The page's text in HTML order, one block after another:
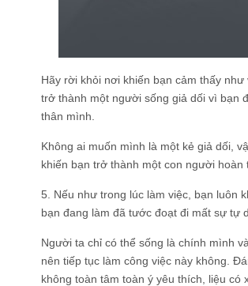
Hãy rời khỏi nơi khiến bạn cảm thấy
trở thành một người sống giả dối vì bạn
thân mình.
Không ai muốn mình là một kẻ giả dối,
khiến bạn trở thành một con người hoàn
5. Nếu như trong lúc làm việc, bạn luôn
bạn đang làm đã tước đoạt đi mất sự tự
Người ta chỉ có thể sống là chính mình
nên tiếp tục làm công việc này không.
không toàn tâm toàn ý yêu thích, liệu có